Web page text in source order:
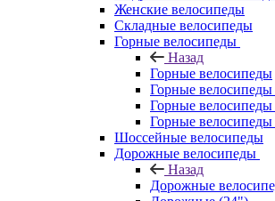
Женские велосипеды
Складные велосипеды
Горные велосипеды
Назад
Горные велосипеды
Горные
Горные
Горные
Шоссейные велосипеды
Дорожные велосипеды
Назад
Дорожные